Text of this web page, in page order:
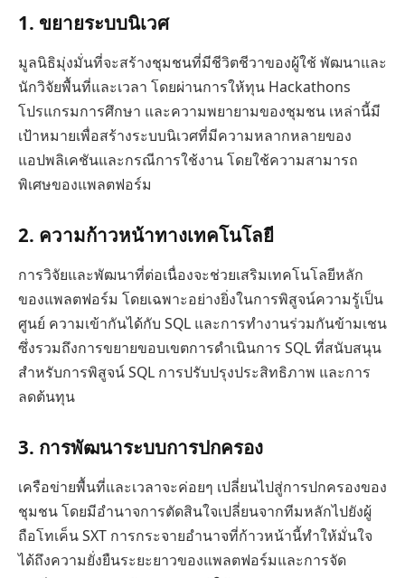
1. ขยายระบบนิเวศ
มูลนิธิมุ่งมั่นที่จะสร้างชุมชนที่มีชีวิตชีวาของผู้ใช้ พัฒนาและ
นักวิจัยพื้นที่และเวลา โดยผ่านการให้ทุน Hackathons
โปรแกรมการศึกษา และความพยายามของชุมชน เหล่านี้มี
เป้าหมายเพื่อสร้างระบบนิเวศที่มีความหลากหลายของ
แอปพลิเคชันและกรณีการใช้งาน โดยใช้ความสามารถ
พิเศษของแพลตฟอร์ม
2. ความก้าวหน้าทางเทคโนโลยี
การวิจัยและพัฒนาที่ต่อเนื่องจะช่วยเสริมเทคโนโลยีหลัก
ของแพลตฟอร์ม โดยเฉพาะอย่างยิ่งในการพิสูจน์ความรู้เป็น
ศูนย์ ความเข้ากันได้กับ SQL และการทำงานร่วมกันข้ามเชน
ซึ่งรวมถึงการขยายขอบเขตการดำเนินการ SQL ที่สนับสนุน
สำหรับการพิสูจน์ SQL การปรับปรุงประสิทธิภาพ และการ
ลดต้นทุน
3. การพัฒนาระบบการปกครอง
เครือข่ายพื้นที่และเวลาจะค่อยๆ เปลี่ยนไปสู่การปกครองของ
ชุมชน โดยมีอำนาจการตัดสินใจเปลี่ยนจากทีมหลักไปยังผู้
ถือโทเค็น SXT การกระจายอำนาจที่ก้าวหน้านี้ทำให้มั่นใจ
ได้ถึงความยั่งยืนระยะยาวของแพลตฟอร์มและการจัด